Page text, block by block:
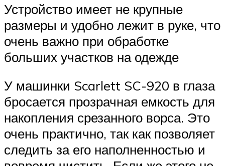
Устройство имеет не крупные
размеры и удобно лежит в руке, что
очень важно при обработке
больших участков на одежде
У машинки Scarlett SC-920 в глаза
бросается прозрачная емкость для
накопления срезанного ворса. Это
очень практично, так как позволяет
следить за его наполненностью и